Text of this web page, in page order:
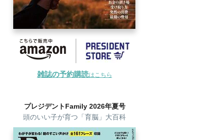
雑誌の予約購読はこちら
プレジデントFamily 2026年夏号
頭のいい子が育つ「育脳」大百科